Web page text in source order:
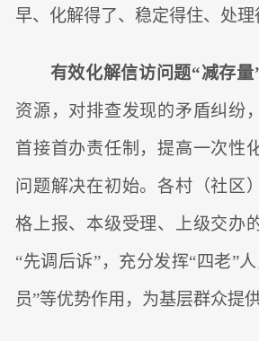
早、化解得了、稳定得住、处理
有效化解信访问题“减存量
资源，对排查发现的矛盾纠纷
首接首办责任制，提高一次性
问题解决在初始。各村（社区
格上报、本级受理、上级交办
“先调后诉”，充分发挥“四老”
员”等优势作用，为基层群众提